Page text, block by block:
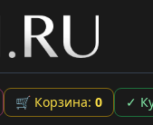
🛒 Корзина: 0 ✓